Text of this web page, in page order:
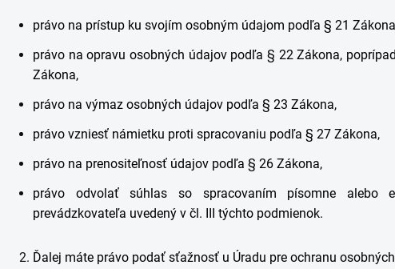
právo na prístup ku svojím osobným údajom podľa § 21
právo na opravu osobných údajov podľa § 22 Zákona,
Zákona,
právo na výmaz osobných údajov podľa § 23 Zákona,
právo vzniesť námietku proti spracovaniu podľa § 27 Zákona,
právo na prenositeľnosť údajov podľa § 26 Zákona,
právo odvolať súhlas so spracovaním písomne alebo
prevádzkovateľa uvedený v čl. III týchto podmienok.
Ďalej máte právo podať sťažnosť u Úradu pre ochranu